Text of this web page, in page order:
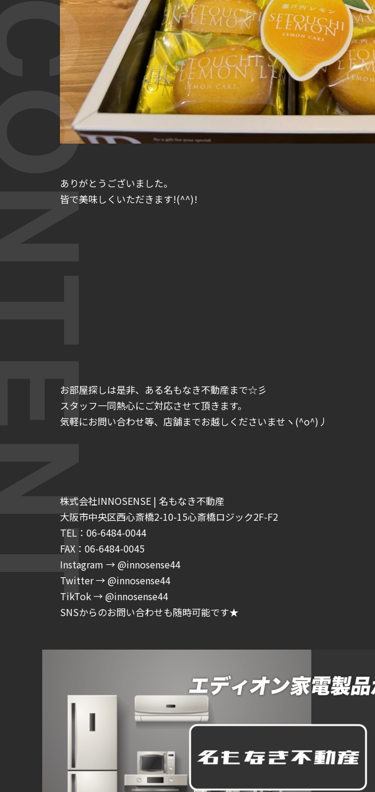
ありがとうございました。
皆で美味しくいただきます!(^^)!
お部屋探しは是非、ある名もなき不動産まで☆彡
スタッフ一同熱心にご対応させて頂きます。
気軽にお問い合わせ等、店舗までお越しくださいませヽ(^o^)丿
株式会社INNOSENSE | 名もなき不動産
大阪市中央区西心斎橋2-10-15心斎橋ロジック2F-F2
TEL：06-6484-0044
FAX：06-6484-0045
Instagram → @innosense44
Twitter → @innosense44
TikTok → @innosense44
SNSからのお問い合わせも随時可能です★